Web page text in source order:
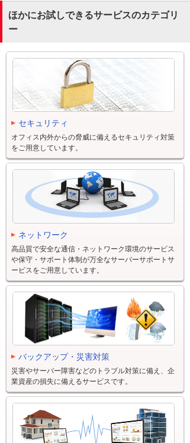
ほかにお試しできるサービスのカテゴリ
ー
セキュリティ
オフィス内外からの脅威に備えるセキュリティ対策
をご用意しています。
ネットワーク
高品質で安全な通信・ネットワーク環境のサービス
や保守・サポート体制が万全なサーバーサポートサ
ービスをご用意しています。
バックアップ・災害対策
災害やサーバー障害などのトラブル対策に備え、企
業資産の損失に備えるサービスです。